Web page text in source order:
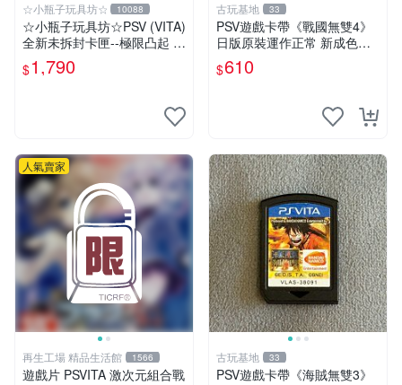
☆小瓶子玩具坊☆ 10088
☆小瓶子玩具坊☆PSV (VITA)
全新未拆封卡匣--極限凸起 萌
萌水晶 (日版)
$1,790
古玩基地 33
PSV遊戲卡帶《戰國無雙4》
日版原裝運作正常 新成色如
圖拍賣請先確認 成色拍賣一
經成交概不退換 PSV遊戲 卡
$610
人氣賣家
再生工場 精品生活館 1566
遊戲片 PSVITA 激次元組合戰
古玩基地 33
PSV遊戲卡帶《海賊無雙3》